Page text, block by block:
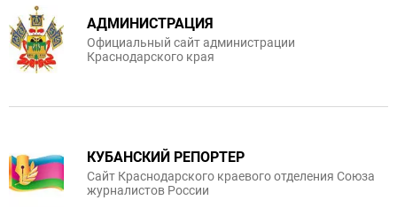
АДМИНИСТРАЦИЯ
Официальный сайт администрации
Краснодарского края
КУБАНСКИЙ РЕПОРТЕР
Сайт Краснодарского краевого отделения Союза
журналистов России